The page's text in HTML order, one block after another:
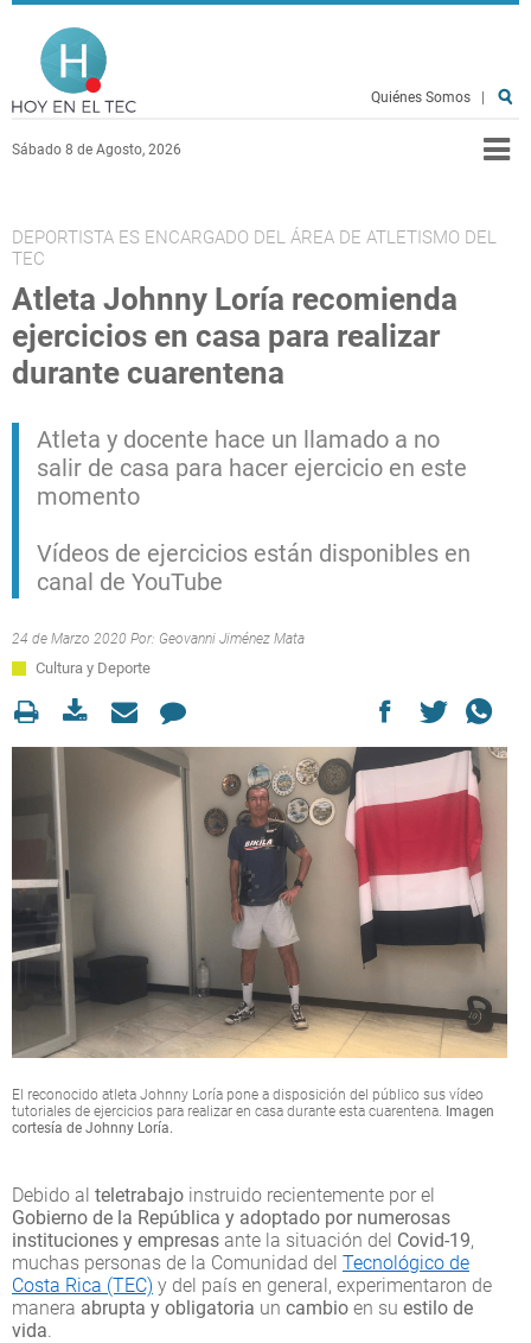
Pasar al contenido principal
Sábado 8 de Agosto, 2026
Quiénes Somos
DEPORTISTA ES ENCARGADO DEL ÁREA DE ATLETISMO DEL
TEC
Atleta Johnny Loría recomienda
ejercicios en casa para realizar
durante cuarentena
Atleta y docente hace un llamado a no
salir de casa para hacer ejercicio en este
momento
Vídeos de ejercicios están disponibles en
canal de YouTube
24 de Marzo 2020 Por: Geovanni Jiménez Mata
Cultura y Deporte
El reconocido atleta Johnny Loría pone a disposición del público sus vídeo
tutoriales de ejercicios para realizar en casa durante esta cuarentena. Imagen
cortesía de Johnny Loría.
Debido al teletrabajo instruido recientemente por el
Gobierno de la República y adoptado por numerosas
instituciones y empresas ante la situación del Covid-19,
muchas personas de la Comunidad del Tecnológico de
Costa Rica (TEC) y del país en general, experimentaron de
manera abrupta y obligatoria un cambio en su estilo de
vida.